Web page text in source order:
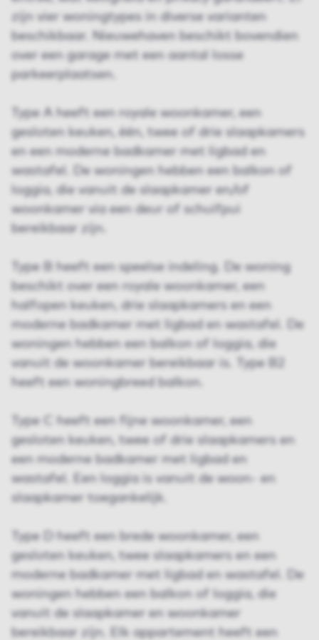
zijn vier woningtypes in diverse varianten
beschikbaar. Nieuwehaven beschikt bovendien
over een garage met een aantal losse
parkeerplaatsen.
Type A heeft een royale woonkamer, een
gesloten keuken, één, twee of drie slaapkamers
en een moderne badkamer met ligbad en
wastafel. De woningen hebben een balkon of
loggia, die vanuit de slaapkamer en/of
woonkamer via een deur of schuifpui
bereikbaar zijn.
Type B heeft een speelse indeling. De woning
beschikt over een royale woonkamer, een
halfopen keuken, drie slaapkamers en een
moderne badkamer met ligbad en wastafel. De
woningen hebben een balkon of loggia, die
vanuit de woonkamer bereikbaar is. Type B2
heeft een woningbreed balkon.
Type C heeft een fijne woonkamer, een
gesloten keuken, twee of drie slaapkamers en
een moderne badkamer met ligbad en
wastafel. Een loggia is vanuit de woon- en
slaapkamer toegankelijk.
Type D heeft een brede woonkamer, een
gesloten keuken, twee slaapkamers en een
moderne badkamer met ligbad en wastafel. De
woningen hebben een balkon of loggia, die
vanuit de slaapkamer en woonkamer
bereikbaar zijn. Elk appartement heeft een